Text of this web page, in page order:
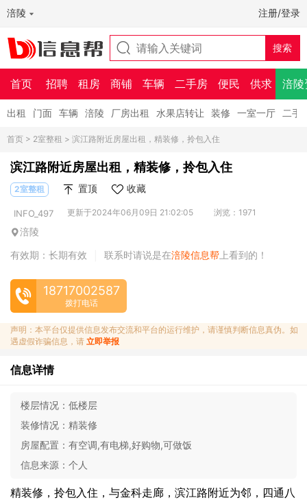
涪陵 注册/登录
首页 招聘 租房 商铺 车辆 二手房 便民 供求 涪陵
出租 门面 车辆 涪陵 厂房出租 水果店转让 装修 一室一厅 二手
首页 > 2室整租 > 滨江路附近房屋出租，精装修，拎包入住
滨江路附近房屋出租，精装修，拎包入住
2室整租 置顶 收藏
INFO_497 更新于2024年06月09日 21:02:05 浏览：1971
涪陵
有效期：长期有效
联系时请说是在涪陵信息帮 上看到的！
18717002587
拨打电话
声明：本平台仅提供信息发布交流和平台的运行维护，请谨慎判断信息真伪。如
遇虚假诈骗信息，请 立即举报
信息详情
楼层情况： 低楼层
装修情况： 精装修
房屋配置： 有空调,有电梯,好购物,可做饭
信息来源： 个人
精装修，拎包入住，与金科走廊，滨江路附近为邻，四通八